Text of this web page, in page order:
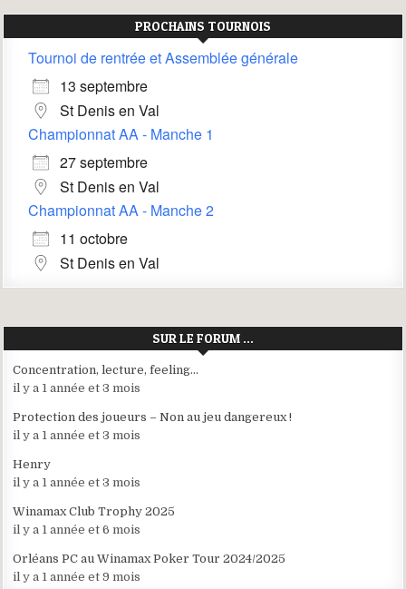
PROCHAINS TOURNOIS
Tournoi de rentrée et Assemblée générale
13 septembre
St Denis en Val
Championnat AA - Manche 1
27 septembre
St Denis en Val
Championnat AA - Manche 2
11 octobre
St Denis en Val
SUR LE FORUM …
Concentration, lecture, feeling…
il y a 1 année et 3 mois
Protection des joueurs – Non au jeu dangereux !
il y a 1 année et 3 mois
Henry
il y a 1 année et 3 mois
Winamax Club Trophy 2025
il y a 1 année et 6 mois
Orléans PC au Winamax Poker Tour 2024/2025
il y a 1 année et 9 mois